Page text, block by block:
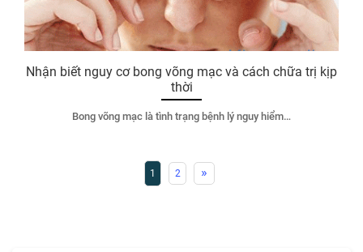
Nhận biết nguy cơ bong võng mạc và cách chữa trị kịp
thời
Bong võng mạc là tình trạng bệnh lý nguy hiểm…
1 2 »